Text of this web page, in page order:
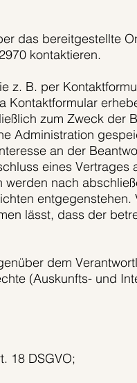
das bereitgestellte
kontaktieren.
z. B. per
zum Zweck der
Administration
an der
eines
nach
lässt, dass der
dem
(Auskunfts- und
18 DSGVO;